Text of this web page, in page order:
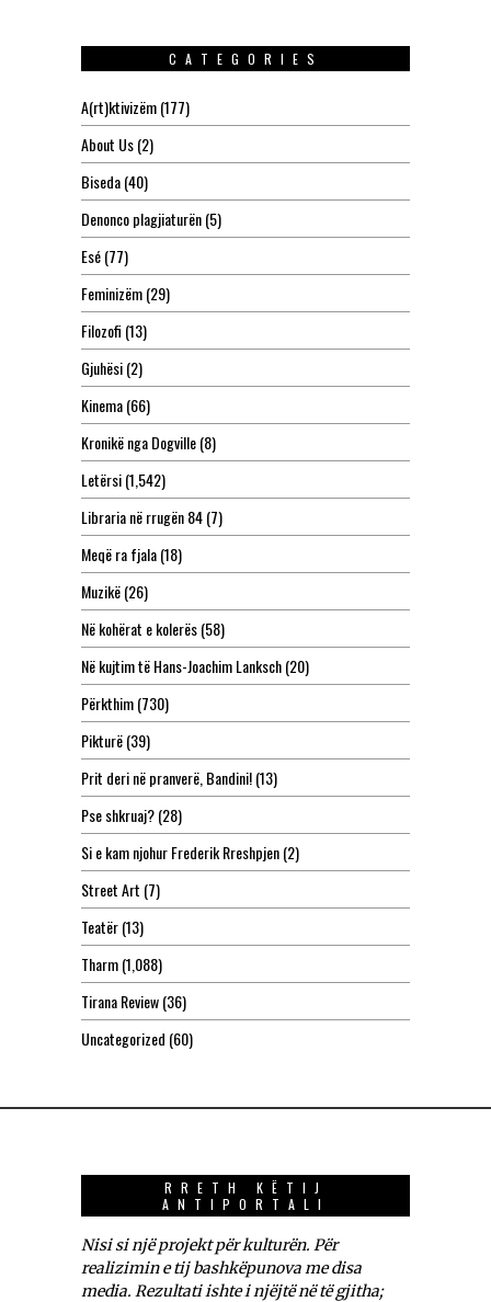
CATEGORIES
A(rt)ktivizëm(177)
About Us(2)
Biseda(40)
Denonco plagjiaturën(5)
Esé(77)
Feminizëm(29)
Filozofi (13)
Gjuhësi(2)
Kinema(66)
Kronikë nga Dogville(8)
Letërsi(1,542)
Libraria në rrugën 84(7)
Meqë ra fjala(18)
Muzikë(26)
Në kohërat e kolerës(58)
Në kujtim të Hans-Joachim Lanksch(20)
Përkthim(730)
Pikturë(39)
Prit deri në pranverë, Bandini!(13)
Pse shkruaj?(28)
Si e kam njohur Frederik Rreshpjen(2)
Street Art (7)
Teatër(13)
Tharm(1,088)
Tirana Review(36)
Uncategorized (60)
RRETH KËTIJ
ANTIPORTALI
Nisi si një projekt për kulturën. Për
realizimin e tij bashkëpunova me disa
media. Rezultati ishte i njëjtë në të gjitha;